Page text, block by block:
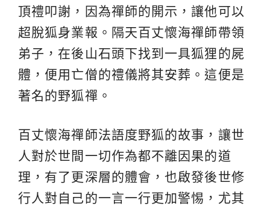
頂禮叩謝，因為禪師的開示，讓他可以
超脫狐身業報。隔天百丈懷海禪師帶領
弟子，在後山石頭下找到一具狐狸的屍
體，便用亡僧的禮儀將其安葬。這便是
著名的野狐禪。
百丈懷海禪師法語度野狐的故事，讓世
人對於世間一切作為都不離因果的道
理，有了更深層的體會，也啟發後世修
行人對自己的一言一行更加警惕，尤其